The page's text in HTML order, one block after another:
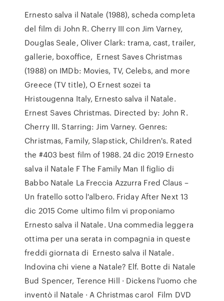
Ernesto salva il Natale (1988), scheda completa
del film di John R. Cherry III con Jim Varney,
Douglas Seale, Oliver Clark: trama, cast, trailer,
gallerie, boxoffice, Ernest Saves Christmas
(1988) on IMDb: Movies, TV, Celebs, and more
Greece (TV title), O Ernest sozei ta
Hristougenna Italy, Ernesto salva il Natale.
Ernest Saves Christmas. Directed by: John R.
Cherry III. Starring: Jim Varney. Genres:
Christmas, Family, Slapstick, Children's. Rated
the #403 best film of 1988. 24 dic 2019 Ernesto
salva il Natale F The Family Man Il figlio di
Babbo Natale La Freccia Azzurra Fred Claus –
Un fratello sotto l'albero. Friday After Next 13
dic 2015 Come ultimo film vi proponiamo
Ernesto salva il Natale. Una commedia leggera
ottima per una serata in compagnia in queste
freddi giornata di Ernesto salva il Natale.
Indovina chi viene a Natale? Elf. Botte di Natale
Bud Spencer, Terence Hill · Dickens l'uomo che
inventò il Natale · A Christmas carol Film DVD